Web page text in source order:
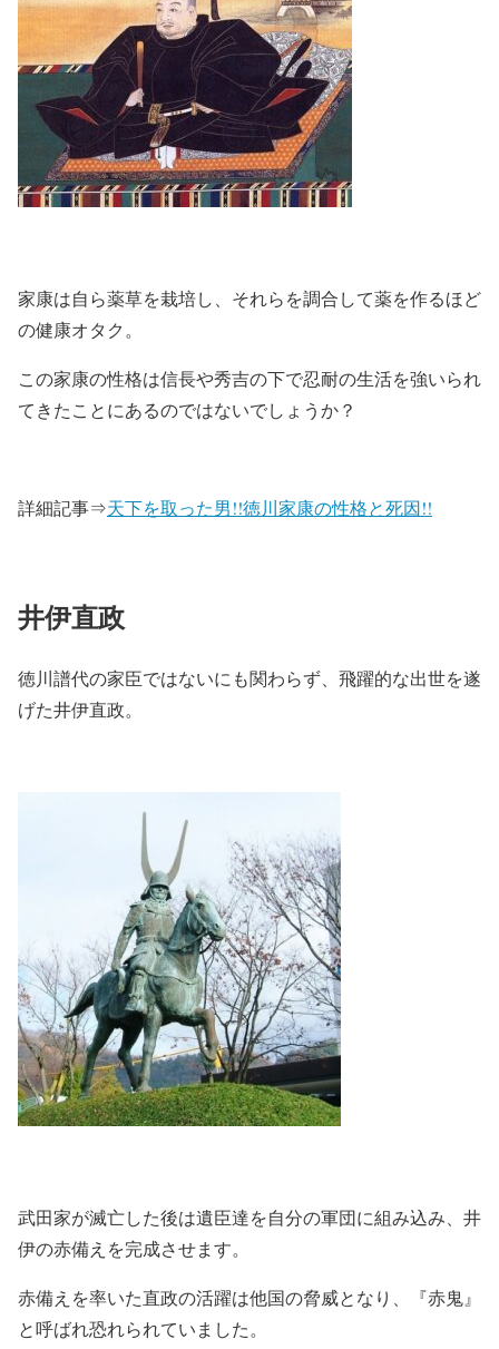
家康は自ら薬草を栽培し、それらを調合して薬を作るほど
の健康オタク。
この家康の性格は信長や秀吉の下で忍耐の生活を強いられ
てきたことにあるのではないでしょうか？
詳細記事⇒天下を取った男!!徳川家康の性格と死因!!
井伊直政
徳川譜代の家臣ではないにも関わらず、飛躍的な出世を遂
げた井伊直政。
武田家が滅亡した後は遺臣達を自分の軍団に組み込み、井
伊の赤備えを完成させます。
赤備えを率いた直政の活躍は他国の脅威となり、『赤鬼』
と呼ばれ恐れられていました。